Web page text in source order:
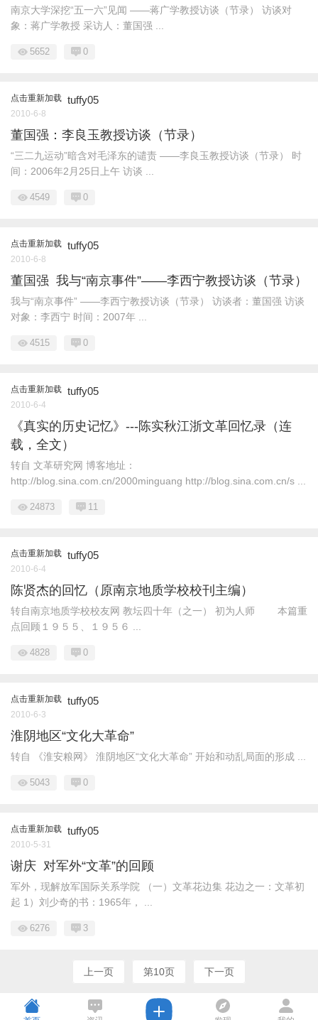
南京大学深挖“五一六”见闻 ——蒋广学教授访谈（节录） 访谈对
象：蒋广学教授 采访人：董国强 ...
5652 0
点击重新加载 tuffy05
2010-6-8
董国强：李良玉教授访谈（节录）
“三二九运动”暗含对毛泽东的谴责 ——李良玉教授访谈（节录） 时
间：2006年2月25日上午 访谈 ...
4549 0
点击重新加载 tuffy05
2010-6-8
董国强 我与“南京事件”——李西宁教授访谈（节录）
我与“南京事件” ——李西宁教授访谈（节录） 访谈者：董国强 访谈
对象：李西宁 时间：2007年 ...
4515 0
点击重新加载 tuffy05
2010-6-4
《真实的历史记忆》---陈实秋江浙文革回忆录（连
载，全文）
转自 文革研究网 博客地址：
http://blog.sina.com.cn/2000minguang http://blog.sina.com.cn/s ...
24873 11
点击重新加载 tuffy05
2010-6-4
陈贤杰的回忆（原南京地质学校校刊主编）
转自南京地质学校校友网 教坛四十年（之一） 初为人师 本篇重
点回顾１９５５、１９５６ ...
4828 0
点击重新加载 tuffy05
2010-6-3
淮阴地区“文化大革命”
转自 《淮安粮网》 淮阴地区“文化大革命” 开始和动乱局面的形成 ...
5043 0
点击重新加载 tuffy05
2010-5-31
谢庆 对军外“文革”的回顾
军外，现解放军国际关系学院 （一）文革花边集 花边之一：文革初
起 1）刘少奇的书：1965年， ...
6276 3
上一页 第10页 下一页